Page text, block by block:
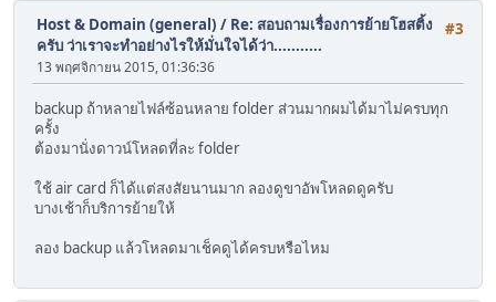
#3
Host & Domain (general) / Re: สอบถามเรื่องการย้ายโฮสติ้ง
ครับ ว่าเราจะทำอย่างไรให้มั่นใจได้ว่า...........
13 พฤศจิกายน 2015, 01:36:36
backup ถ้าหลายไฟล์ซ้อนหลาย folder ส่วนมากผมได้มาไม่ครบทุก
ครั้ง
ต้องมานั่งดาวน์โหลดที่ละ folder
ใช้ air card ก็ได้แต่สงสัยนานมาก ลองดูขาอัพโหลดดูครับ
บางเช้าก็บริการย้ายให้
ลอง backup แล้วโหลดมาเช็คดูได้ครบหรือไหม